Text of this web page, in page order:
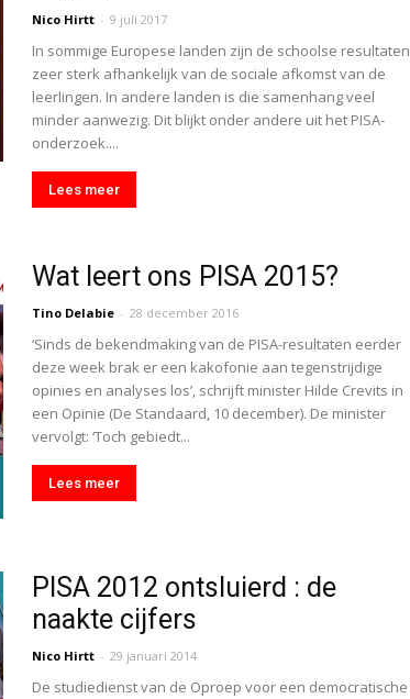
Nico Hirtt - 9 juli 2017
In sommige Europese landen zijn de schoolse resultaten
zeer sterk afhankelijk van de sociale afkomst van de
leerlingen. In andere landen is die samenhang veel
minder aanwezig. Dit blijkt onder andere uit het PISA-
onderzoek....
Lees meer
Wat leert ons PISA 2015?
Tino Delabie - 28 december 2016
‘Sinds de bekendmaking van de PISA-resultaten eerder
deze week brak er een kakofonie aan tegenstrijdige
opinies en analyses los’, schrijft minister Hilde Crevits in
een Opinie (De Standaard, 10 december). De minister
vervolgt: ‘Toch gebiedt...
Lees meer
PISA 2012 ontsluierd : de
naakte cijfers
Nico Hirtt - 29 januari 2014
De studiedienst van de Oproep voor een democratische